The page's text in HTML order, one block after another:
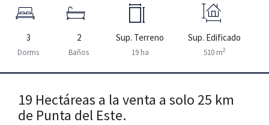
3
Dorms
2
Baños
Sup. Terreno
19 ha
Sup. Edificado
510 m2
19 Hectáreas a la venta a solo 25 km
de Punta del Este.